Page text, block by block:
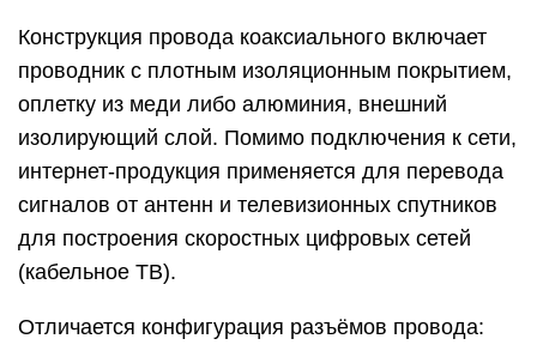
Конструкция провода коаксиального включает
проводник с плотным изоляционным покрытием,
оплетку из меди либо алюминия, внешний
изолирующий слой. Помимо подключения к сети,
интернет-продукция применяется для перевода
сигналов от антенн и телевизионных спутников
для построения скоростных цифровых сетей
(кабельное ТВ).
Отличается конфигурация разъёмов провода: